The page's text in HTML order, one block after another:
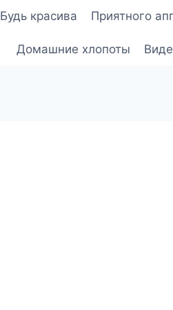
Будь красива Приятного
Домашние хлопоты